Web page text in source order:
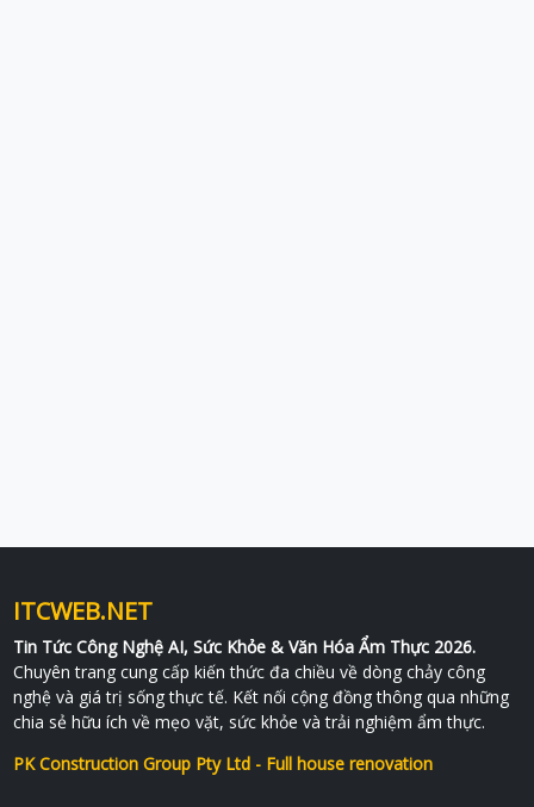
ITCWEB.NET
Tin Tức Công Nghệ AI, Sức Khỏe & Văn Hóa Ẩm Thực 2026.
Chuyên trang cung cấp kiến thức đa chiều về dòng chảy công
nghệ và giá trị sống thực tế. Kết nối cộng đồng thông qua những
chia sẻ hữu ích về mẹo vặt, sức khỏe và trải nghiệm ẩm thực.
PK Construction Group Pty Ltd - Full house renovation